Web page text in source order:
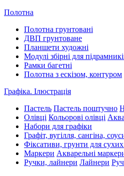
Полотна
Полотна грунтовані
ДВП грунтоване
Планшети художні
Модулі збірні для
Рамки багетні
Полотна з ескізом, контуром
Графіка. Ілюстрація
Пастель Пастель поштучно
Олівці Кольорові олівці
Набори для графіки
Графіт, вугілля, сангіна,
Фіксативи, грунти для сухих
Маркери Акварельні
Ручки, лайнери Лайнери